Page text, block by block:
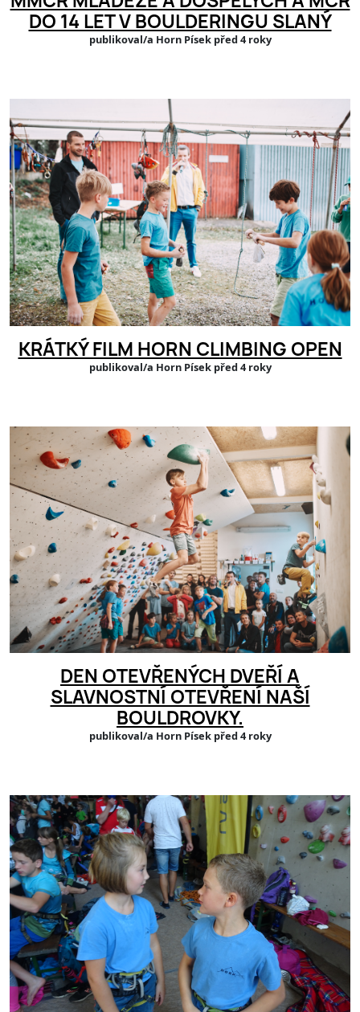
DO 14 LET V BOULDERINGU SLANÝ
publikoval/a Horn Písek před 4 roky
KRÁTKÝ FILM HORN CLIMBING OPEN
publikoval/a Horn Písek před 4 roky
DEN OTEVŘENÝCH DVEŘÍ A
SLAVNOSTNÍ OTEVŘENÍ NAŠÍ
BOULDROVKY.
publikoval/a Horn Písek před 4 roky